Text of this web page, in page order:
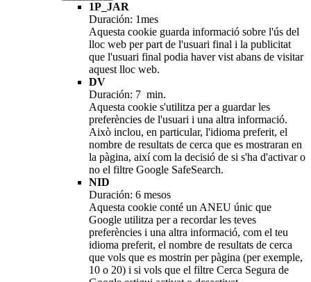
1P_JAR
Duración: 1mes
Aquesta cookie guarda informació sobre l'ús del
lloc web per part de l'usuari final i la publicitat
que l'usuari final podia haver vist abans de visitar
aquest lloc web.
DV
Duración: 7 min.
Aquesta cookie s'utilitza per a guardar les
preferències de l'usuari i una altra informació.
Això inclou, en particular, l'idioma preferit, el
nombre de resultats de cerca que es mostraran en
la pàgina, així com la decisió de si s'ha d'activar o
no el filtre Google SafeSearch.
NID
Duración: 6 mesos
Aquesta cookie conté un ANEU únic que
Google utilitza per a recordar les teves
preferències i una altra informació, com el teu
idioma preferit, el nombre de resultats de cerca
que vols que es mostrin per pàgina (per exemple,
10 o 20) i si vols que el filtre Cerca Segura de